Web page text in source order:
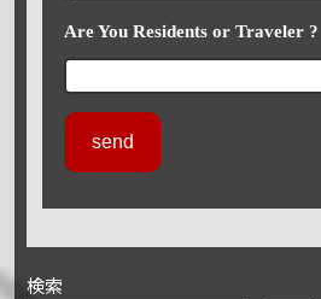
Are You Residents or Traveler ?
検索